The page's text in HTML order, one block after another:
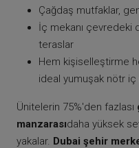
Çağdaş mutfaklar,
İç mekanı çevredeki
teraslar
Hem kişiselleştirme
ideal yumuşak nötr iç
Ünitelerin 75%'den fazlası
manzarasıdaha yüksek
yakalar. Dubai şehir